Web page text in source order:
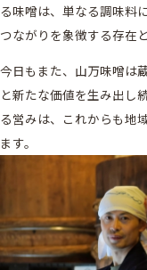
る味噌は、単なる調味料
つながりを象徴する存在
今日もまた、山万味噌は
と新たな価値を生み出し
る営みは、これからも地
ます。